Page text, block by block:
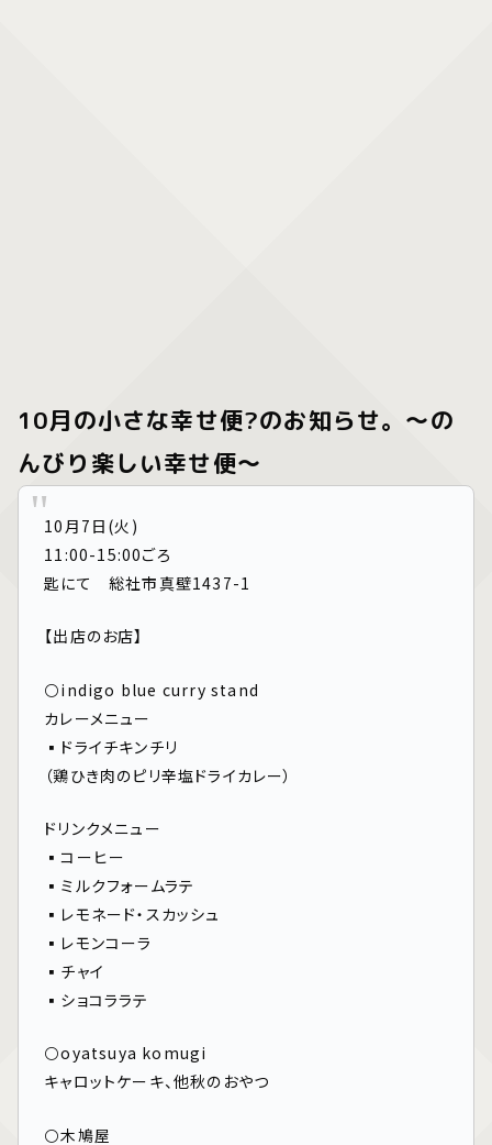
10月の小さな幸せ便?のお知らせ。〜の
んびり楽しい幸せ便〜
10月7日(火)
11:00-15:00ごろ
匙にて 総社市真壁1437-1
【出店のお店】
⚪️indigo blue curry stand
カレーメニュー
▪︎ドライチキンチリ
（鶏ひき肉のピリ辛塩ドライカレー）
ドリンクメニュー
▪︎コーヒー
▪︎ミルクフォームラテ
▪︎レモネード・スカッシュ
▪︎レモンコーラ
▪︎チャイ
▪︎ショコララテ
⚪️oyatsuya komugi
キャロットケーキ、他秋のおやつ
⚪️木鳩屋